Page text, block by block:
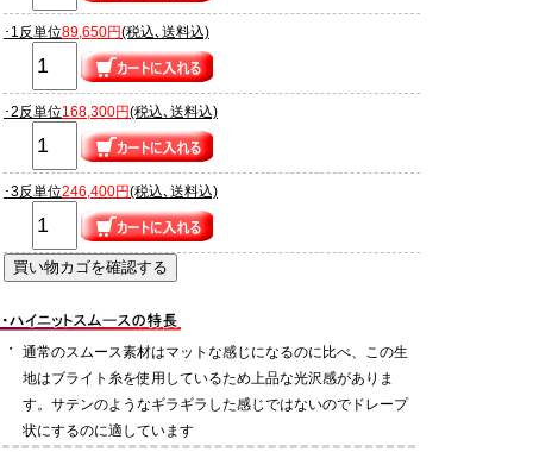
･1反単位89,650円(税込､送料込)
･2反単位168,300円(税込､送料込)
･3反単位246,400円(税込､送料込)
・
通常のスムース素材はマットな感じになるのに比べ、この生
地はブライト糸を使用しているため上品な光沢感がありま
す。サテンのようなギラギラした感じではないのでドレープ
状にするのに適しています